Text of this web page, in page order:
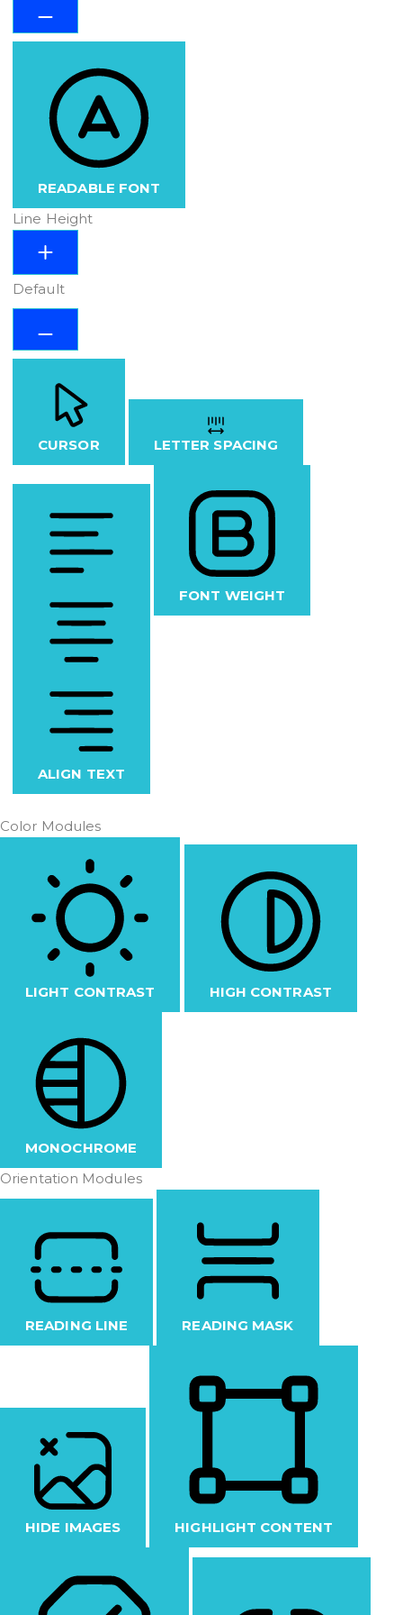
READABLE FONT
Line Height
Default
CURSOR LETTER SPACING
ALIGN TEXT
FONT WEIGHT
Color Modules
LIGHT CONTRAST HIGH CONTRAST
MONOCHROME
Orientation Modules
READING LINE READING MASK
HIDE IMAGES HIGHLIGHT CONTENT